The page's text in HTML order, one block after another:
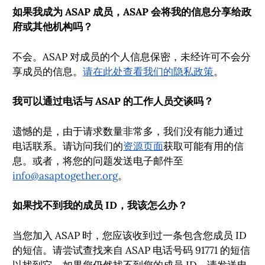
如果我成为 ASAP 成员，ASAP 会将我的信息分享给政
府或其他机构吗？
不会。ASAP 对成员的个人信息保密，未经许可不会分
享成员的信息。请在此处查看我们的隐私政策。
我可以通过电话与 ASAP 的工作人员交谈吗？
遗憾的是，由于请求数量非常多，我们没有能力通过
电话联系。请访问我们的资源页面获取可能有用的信
息。或者，将您的问题发送电子邮件至
info@asaptogether.org。
如果找不到我的成员 ID，我该怎么办？
当您加入 ASAP 时，您应该收到过一条包含您成员 ID
的短信。请尝试查找来自 ASAP 电话号码 91771 的短信